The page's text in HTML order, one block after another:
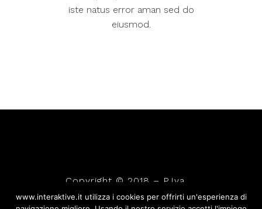
iste natus error aman sed do
eiusmod.
Copyright © 2018 – P.Iva
10724260012
www.interaktive.it utilizza i cookies per offrirti un'esperienza di